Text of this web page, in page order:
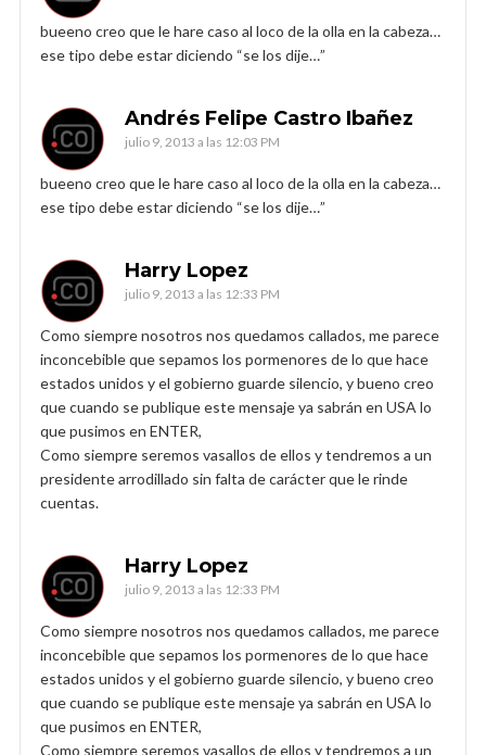
bueeno creo que le hare caso al loco de la olla en la cabeza…
ese tipo debe estar diciendo “se los dije…”
Andrés Felipe Castro Ibañez
julio 9, 2013 a las 12:03 PM
bueeno creo que le hare caso al loco de la olla en la cabeza…
ese tipo debe estar diciendo “se los dije…”
Harry Lopez
julio 9, 2013 a las 12:33 PM
Como siempre nosotros nos quedamos callados, me parece
inconcebible que sepamos los pormenores de lo que hace
estados unidos y el gobierno guarde silencio, y bueno creo
que cuando se publique este mensaje ya sabrán en USA lo
que pusimos en ENTER,
Como siempre seremos vasallos de ellos y tendremos a un
presidente arrodillado sin falta de carácter que le rinde
cuentas.
Harry Lopez
julio 9, 2013 a las 12:33 PM
Como siempre nosotros nos quedamos callados, me parece
inconcebible que sepamos los pormenores de lo que hace
estados unidos y el gobierno guarde silencio, y bueno creo
que cuando se publique este mensaje ya sabrán en USA lo
que pusimos en ENTER,
Como siempre seremos vasallos de ellos y tendremos a un